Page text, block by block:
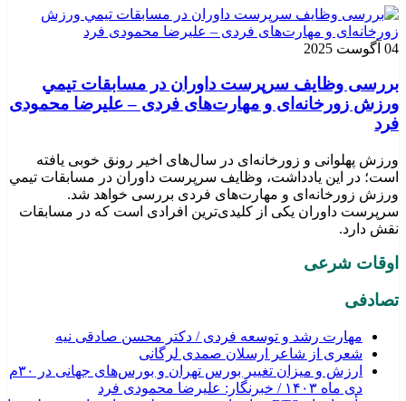
04 آگوست 2025
بررسی وظايف سرپرست داوران در مسابقات تیمي
ورزش زورخانه‌ای و مهارت‌های فردی – علیرضا محمودی
فرد
ورزش پهلوانی و زورخانه‌ای در سال‌های اخیر رونق خوبی یافته
است؛ در این یادداشت، وظایف سرپرست داوران در مسابقات تیمي
ورزش زورخانه‌ای و مهارت‌های فردی بررسی خواهد شد.
سرپرست داوران یکی از کلیدی‌ترین افرادی است که در مسابقات
نقش دارد.
اوقات شرعی
تصادفی
مهارت رشد و توسعه فردی / دکتر محسن صادقی نیه
شعری از شاعر ارسلان صمدی لرگانی
ارزش و میزان تغییر بورس تهران و بورس‌های جهانی در ۳۰م
دی ماه ۱۴۰۳ / خبرنگار: علیرضا محمودی فرد